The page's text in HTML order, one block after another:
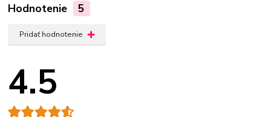
Hodnotenie 5
Pridať hodnotenie
4.5